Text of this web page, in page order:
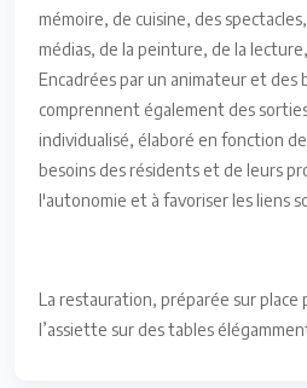
mémoire, de cuisine, des
médias, de la peinture, de la
Encadrées par un animateur et des
comprennent également des
individualisé, élaboré en fonction
besoins des résidents et de leurs
l'autonomie et à favoriser les liens
La restauration, préparée sur place
l’assiette sur des tables